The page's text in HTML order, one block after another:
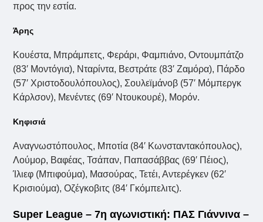
προς την εστία.
Άρης
Κουέστα, Μπράμπετς, Φεράρι, Φαμπιάνο, Οντουμπάτζο
(83′ Μοντόγια), Νταρίντα, Βεστράτε (83′ Ζαμόρα), Πάρδο
(57′ Χριστοδουλόπουλος), Σουλεϊμάνοβ (57′ Μόμπεργκ
Κάρλσον), Μενέντες (69′ Ντουκουρέ), Μορόν.
Κηφισιά
Αναγνωστόπουλος, Μποτία (84′ Κωνσταντακόπουλος),
Λούμορ, Βαφέας, Τσάπαν, Παπασάββας (69′ Πέιος),
Ίλιεφ (Μπιφούμα), Μασούρας, Τετέι, Αντερέγκεν (62′
Κρισιούμα), Οζέγκοβιτς (84′ Γκόμπελιτς).
Super League – 7η αγωνιστική: ΠΑΣ Γιάννινα –